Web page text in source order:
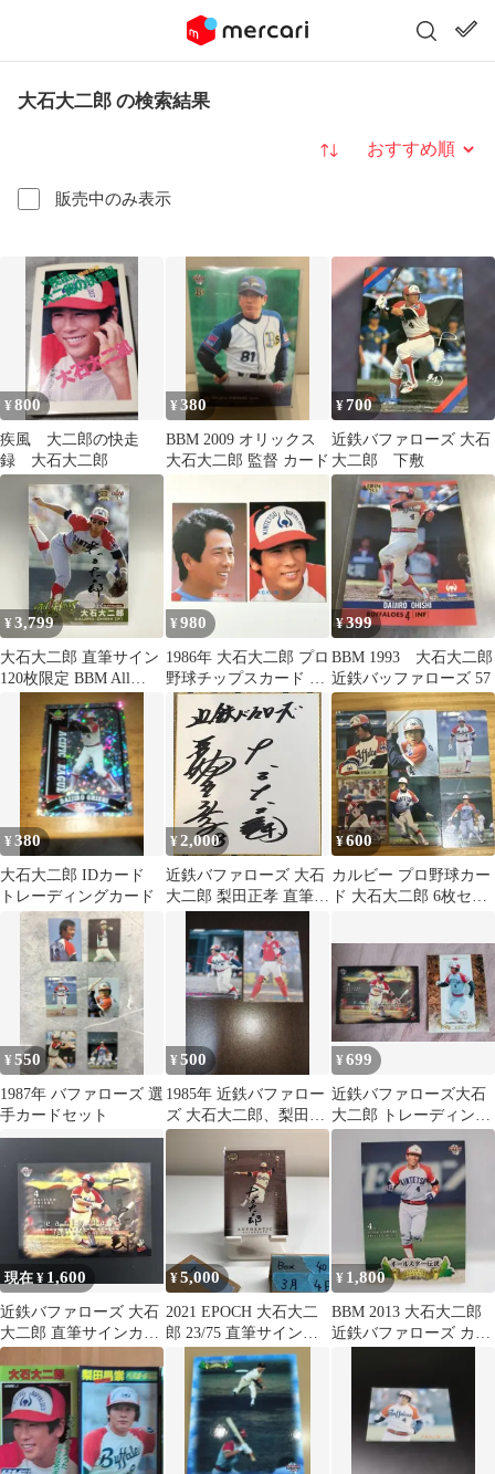
大石大二郎 の検索結果
販売中のみ表示
並び替え
¥800
疾風 大二郎の快走
録 大石大二郎
¥380
BBM 2009 オリックス
大石大二郎 監督 カード
¥700
近鉄バファローズ 大石
大二郎 下敷
¥3,799
大石大二郎 直筆サイン
120枚限定 BBM All
Time Heroes
¥980
1986年 大石大二郎 プロ
野球チップスカード 2
枚セット
¥399
BBM 1993 大石大二郎
近鉄バッファローズ 57
¥380
大石大二郎 IDカード
トレーディングカード
¥2,000
近鉄バファローズ 大石
大二郎 梨田正孝 直筆サ
¥600
カルビー プロ野球カー
ド 大石大二郎 6枚セッ
¥550
1987年 バファローズ 選
手カードセット
¥500
1985年 近鉄バファロー
ズ 大石大二郎、梨田昌
孝
¥699
近鉄バファローズ大石
大二郎 トレーディング
カード２枚セット
現在 ¥ 1,600
近鉄バファローズ 大石
大二郎 直筆サインカー
ド、近鉄歴代カード93
枚まとめ売り
¥5,000
2021 EPOCH 大石大二
郎 23/75 直筆サインカ
ード 近鉄バファローズ
カード
¥ 1,800
BBM 2013 大石大二郎
近鉄バファローズ カー